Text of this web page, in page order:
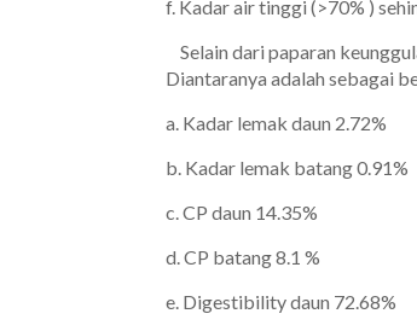
f. Kadar air tinggi (>70% )
Selain dari paparan
Diantaranya adalah sebagai
a. Kadar lemak daun 2.72%
b. Kadar lemak batang 0.91%
c. CP daun 14.35%
d. CP batang 8.1 %
e. Digestibility daun 72.68%